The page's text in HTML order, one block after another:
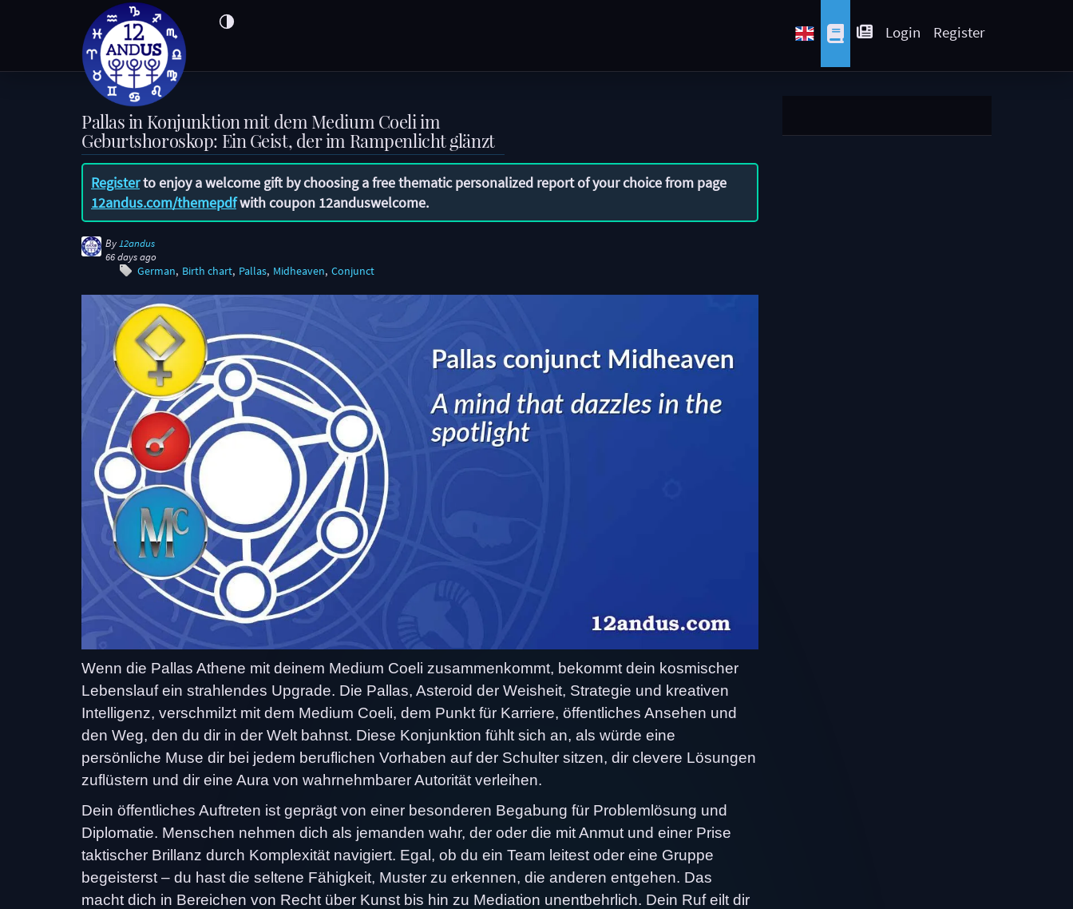
Login Register
Pallas in Konjunktion mit dem Medium Coeli im
Geburtshoroskop: Ein Geist, der im Rampenlicht glänzt
Registerto enjoy a welcome gift by choosing a free thematic personalized report of your choice from page
12andus.com/themepdfwith coupon 12anduswelcome.
By 12andus
66 days ago
German Birth chart Pallas Midheaven Conjunct
Wenn die Pallas Athene mit deinem Medium Coeli zusammenkommt, bekommt dein kosmischer
Lebenslauf ein strahlendes Upgrade. Die Pallas, Asteroid der Weisheit, Strategie und kreativen
Intelligenz, verschmilzt mit dem Medium Coeli, dem Punkt für Karriere, öffentliches Ansehen und
den Weg, den du dir in der Welt bahnst. Diese Konjunktion fühlt sich an, als würde eine
persönliche Muse dir bei jedem beruflichen Vorhaben auf der Schulter sitzen, dir clevere Lösungen
zuflüstern und dir eine Aura von wahrnehmbarer Autorität verleihen.
Dein öffentliches Auftreten ist geprägt von einer besonderen Begabung für Problemlösung und
Diplomatie. Menschen nehmen dich als jemanden wahr, der oder die mit Anmut und einer Prise
taktischer Brillanz durch Komplexität navigiert. Egal, ob du ein Team leitest oder eine Gruppe
begeisterst – du hast die seltene Fähigkeit, Muster zu erkennen, die anderen entgehen. Das
macht dich in Bereichen von Recht über Kunst bis hin zu Mediation unentbehrlich. Dein Ruf eilt dir